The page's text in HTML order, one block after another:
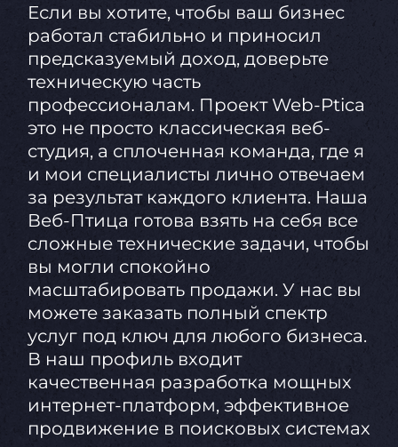
Если вы хотите, чтобы ваш бизнес
работал стабильно и приносил
предсказуемый доход, доверьте
техническую часть
профессионалам. Проект Web-Ptica
это не просто классическая веб-
студия, а сплоченная команда, где я
и мои специалисты лично отвечаем
за результат каждого клиента. Наша
Веб-Птица готова взять на себя все
сложные технические задачи, чтобы
вы могли спокойно
масштабировать продажи. У нас вы
можете заказать полный спектр
услуг под ключ для любого бизнеса.
В наш профиль входит
качественная разработка мощных
интернет-платформ, эффективное
продвижение в поисковых системах